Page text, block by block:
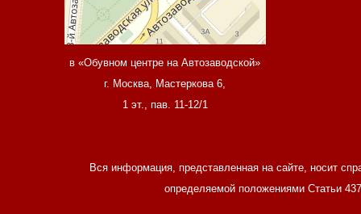
в «Обувном центре на Автозаводской»
г. Москва, Мастеркова 6,
1 эт., пав. 11-12/1
Вся информация, представленная на сайте, носит
определяемой положениями Статьи